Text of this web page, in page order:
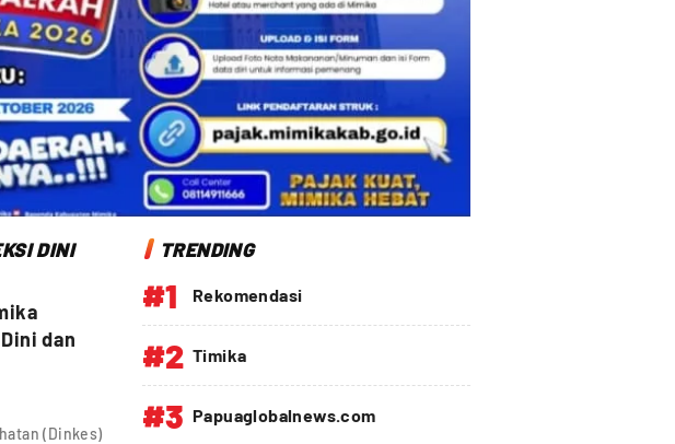
DINI
dan
(Dinkes)
TRENDING
#1 Rekomendasi
#2 Timika
#3 Papuaglobalnews.com